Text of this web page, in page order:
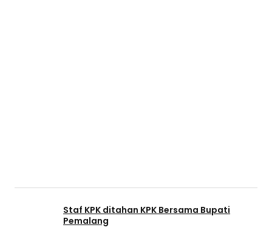
Staf KPK ditahan KPK Bersama Bupati
Pemalang